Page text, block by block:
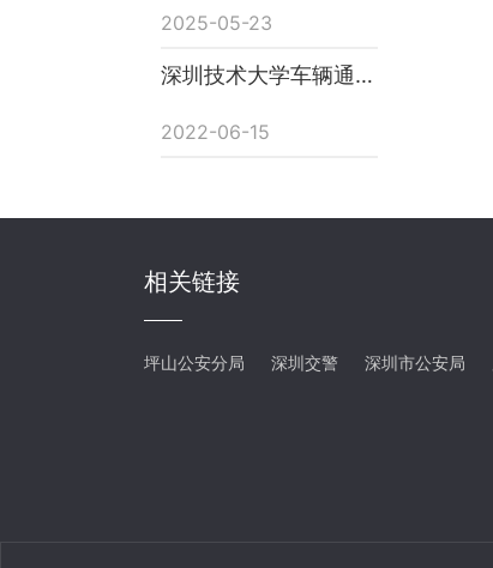
2025-05-23
深圳技术大学车辆通行
单位)
2022-06-15
相关链接
坪山公安分局 深圳交警 深圳市公安局